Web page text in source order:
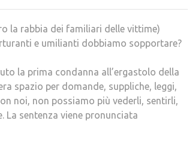
la rabbia dei familiari delle vittime)
dobbiamo sopportare?
la prima condanna all’ergastolo della
spazio per domande, suppliche, leggi,
noi, non possiamo più vederli, sentirli,
sentenza viene pronunciata